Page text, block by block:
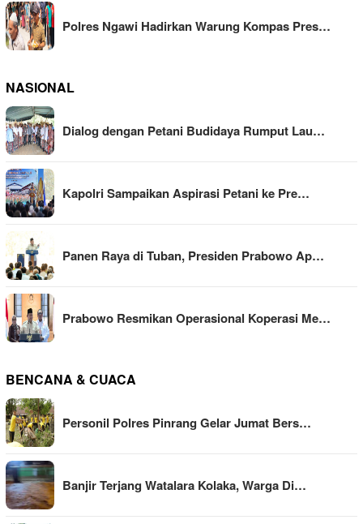
Polres Ngawi Hadirkan Warung Kompas Pres…
NASIONAL
Dialog dengan Petani Budidaya Rumput Lau…
Kapolri Sampaikan Aspirasi Petani ke Pre…
Panen Raya di Tuban, Presiden Prabowo Ap…
Prabowo Resmikan Operasional Koperasi Me…
BENCANA & CUACA
Personil Polres Pinrang Gelar Jumat Bers…
Banjir Terjang Watalara Kolaka, Warga Di…